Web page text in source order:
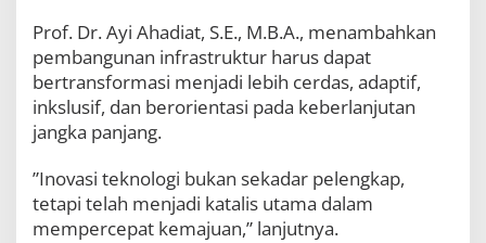
Prof. Dr. Ayi Ahadiat, S.E., M.B.A., menambahkan
pembangunan infrastruktur harus dapat
bertransformasi menjadi lebih cerdas, adaptif,
inkslusif, dan berorientasi pada keberlanjutan
jangka panjang.
”Inovasi teknologi bukan sekadar pelengkap,
tetapi telah menjadi katalis utama dalam
mempercepat kemajuan,” lanjutnya.